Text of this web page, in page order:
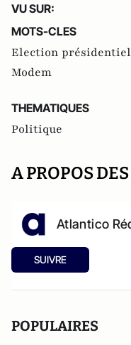
VU SUR:
MOTS-CLES
Election
Modem
THEMATIQUES
Politique
A PROPOS
Atlantico
SUIVRE
POPULAIRES